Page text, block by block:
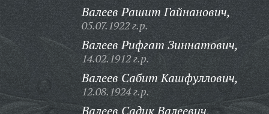
Валеев Рашит Гайнанович,
05.07.1922 г.р.
Валеев Рифгат Зиннатович,
14.02.1912 г.р.
Валеев Сабит Кашфуллович,
12.08.1924 г.р.
Валеев Садик Валеевич,